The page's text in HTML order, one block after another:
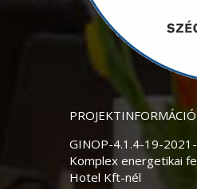
GINOP-4.1.4-19-
Komplex energetikai
Hotel Kft-nél